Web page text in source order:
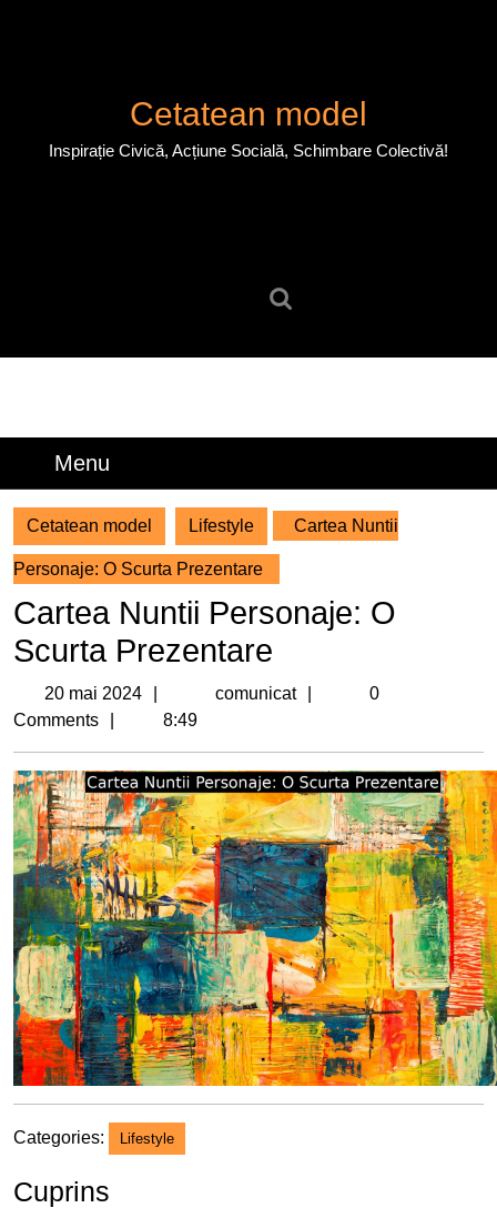
Cetatean model
Inspirație Civică, Acțiune Socială, Schimbare Colectivă!
Menu
Cetatean model Lifestyle Cartea Nuntii
Personaje: O Scurta Prezentare
Cartea Nuntii Personaje: O
Scurta Prezentare
20 mai 2024
mai
comunicat comunicat
0
Comments
8:49
Categories: Lifestyle
Cuprins